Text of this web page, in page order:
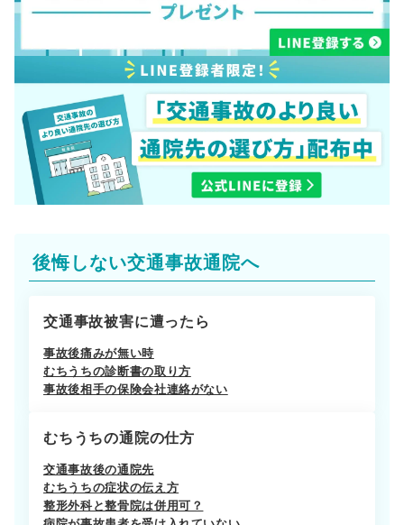
後悔しない交通事故通院へ
交通事故被害に遭ったら
事故後痛みが無い時
むちうちの診断書の取り方
事故後相手の保険会社連絡がない
むちうちの通院の仕方
交通事故後の通院先
むちうちの症状の伝え方
整形外科と整骨院は併用可？